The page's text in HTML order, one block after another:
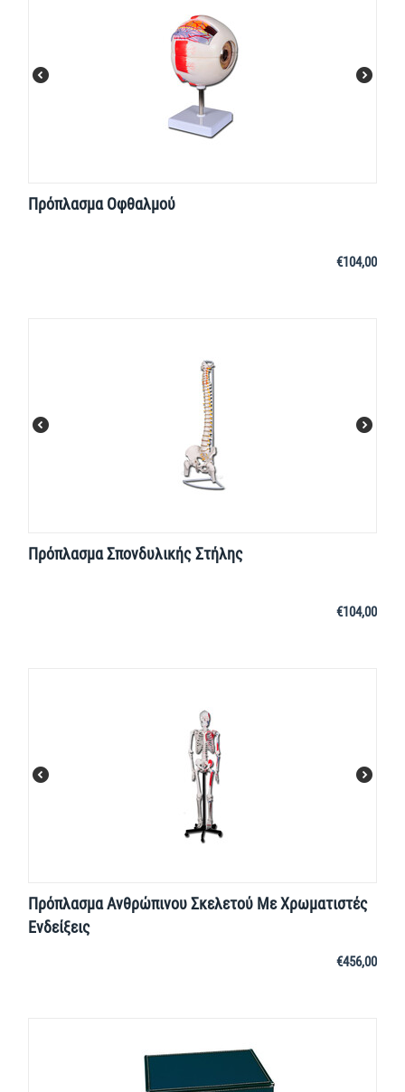
Πρόπλασμα Οφθαλμού
€104,00
Πρόπλασμα Σπονδυλικής Στήλης
€104,00
Πρόπλασμα Ανθρώπινου Σκελετού Με Χρωματιστές
Ενδείξεις
€456,00